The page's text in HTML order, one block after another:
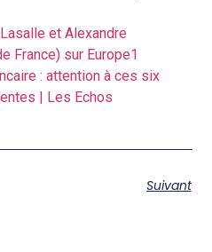
et Alexandre
France) sur Europe1
: attention à ces six
| Les Echos
Suivant